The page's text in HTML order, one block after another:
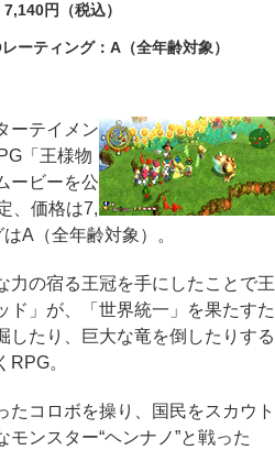
円（税込）
ーティング：A（全年齢対象）
ーテイメン
「王様物
ービーを公
、価格は7,
A（全年齢対象）。
の宿る王冠を手にしたことで王
ド」が、「世界統一」を果たすた
したり、巨大な竜を倒したりする
。
コロボを操り、国民をスカウト
ンスター“ヘンナノ”と戦った